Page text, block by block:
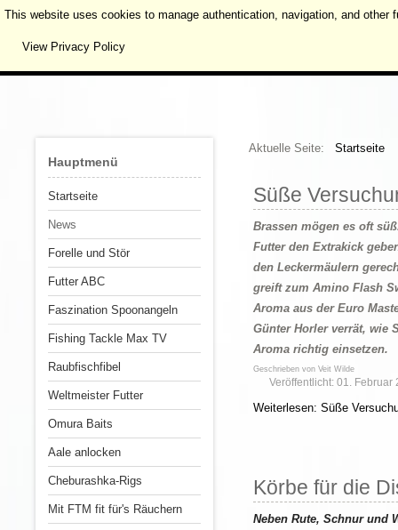
Hauptmenü
Startseite
News
Forelle und Stör
Futter ABC
Faszination Spoonangeln
Fishing Tackle Max TV
Raubfischfibel
Weltmeister Futter
Omura Baits
Aale anlocken
Cheburashka-Rigs
Mit FTM fit für's Räuchern
Aktuelle Seite: Startseite
Süße
Brassen mögen es oft
Futter den Extrakick
den Leckermäulern
greift zum Amino Flash
Aroma aus der Euro
Günter Horler verrät, wie
Aroma richtig einsetzen.
Geschrieben von Veit Wilde
Veröffentlicht: 01. Februar
Weiterlesen: Süße
Körbe für die
Neben Rute, Schnur und
This website uses cookies to manage authentication, navigation, and
View Privacy Policy